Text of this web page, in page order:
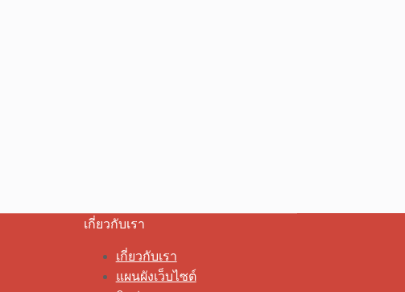
เกี่ยวกับเรา
เกี่ยวกับเรา
แผนผังเว็บไซต์